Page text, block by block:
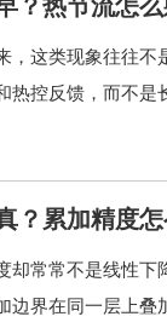
？热节流怎
这类现象往往
热控反馈，而不是
？累加精度
常常不是线性
边界在同一层上叠